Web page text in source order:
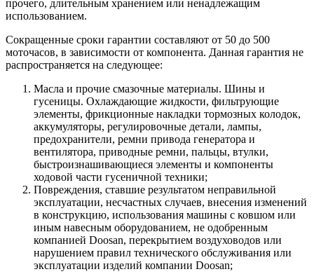
прочего, длительным хранением или ненадлежащим
использованием.
Сокращенные сроки гарантии составляют от 50 до 500
моточасов, в зависимости от компонента. Данная гарантия не
распространяется на следующее:
Масла и прочие смазочные материалы. Шины и
гусеницы. Охлаждающие жидкости, фильтрующие
элементы, фрикционные накладки тормозных колодок,
аккумуляторы, регулировочные детали, лампы,
предохранители, ремни привода генератора и
вентилятора, приводные ремни, пальцы, втулки,
быстроизнашивающиеся элементы и компоненты
ходовой части гусеничной техники;
Повреждения, ставшие результатом неправильной
эксплуатации, несчастных случаев, внесения изменений
в конструкцию, использования машины с ковшом или
иным навесным оборудованием, не одобренным
компанией Doosan, перекрытием воздуховодов или
нарушением правил технического обслуживания или
эксплуатации изделий компании Doosan;